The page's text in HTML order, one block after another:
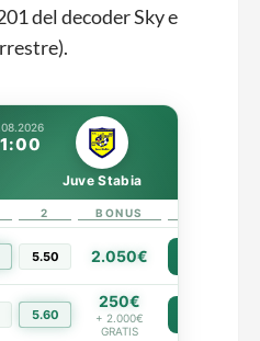
del decoder Sky e
Juve Stabia
2 BONUS
5.50 2.050€
5.60
250€
+ 2.000€
GRATIS